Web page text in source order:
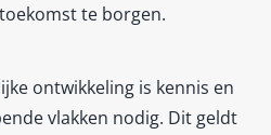
te borgen.
ontwikkeling is kennis en
vlakken nodig. Dit geldt